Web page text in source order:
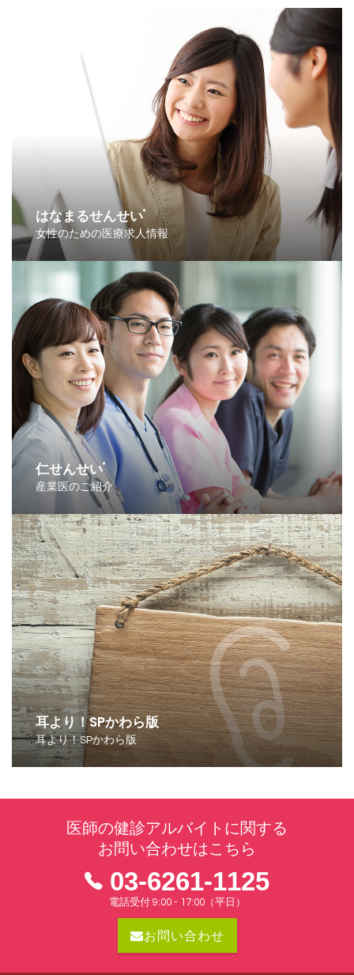
はなまるせんせい®
女性のための医療求人情報
仁せんせい®
産業医のご紹介
耳より！SPかわら版
耳より！SPかわら版
医師の健診アルバイトに関する
お問い合わせはこちら
03-6261-1125
電話受付 9:00 - 17:00（平日）
お問い合わせ